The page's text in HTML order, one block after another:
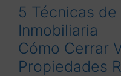
5 Técnicas
Inmobiliaria
Cómo Cerrar
Propiedades